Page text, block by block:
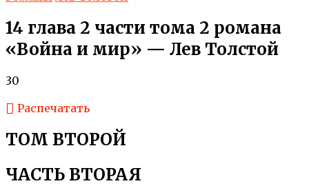
14 глава 2 части тома 2 романа
«Война и мир» — Лев Толстой
30
Распечатать
ТОМ ВТОРОЙ
ЧАСТЬ ВТОРАЯ